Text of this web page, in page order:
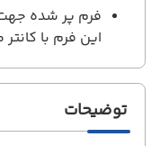
فرم پر شده
این فرم با
توضیحات